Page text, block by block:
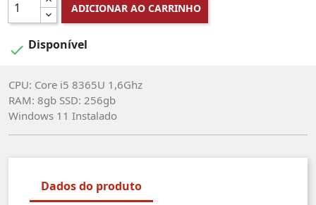
ADICIONAR AO CARRINHO
 Disponível
CPU: Core i5 8365U 1,6Ghz
RAM: 8gb SSD: 256gb
Windows 11 Instalado
Dados do produto